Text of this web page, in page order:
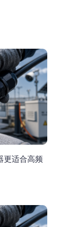
更适合高频